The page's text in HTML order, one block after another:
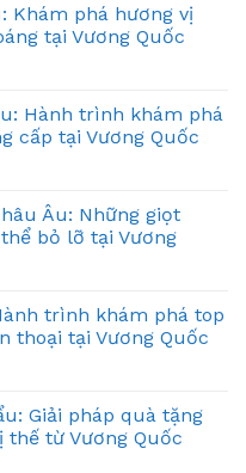
Khám phá hương vị
tại Vương Quốc
Hành trình khám phá
cấp tại Vương Quốc
Âu: Những giọt
bỏ lỡ tại Vương
trình khám phá top
thoại tại Vương Quốc
Giải pháp quà tặng
thế từ Vương Quốc